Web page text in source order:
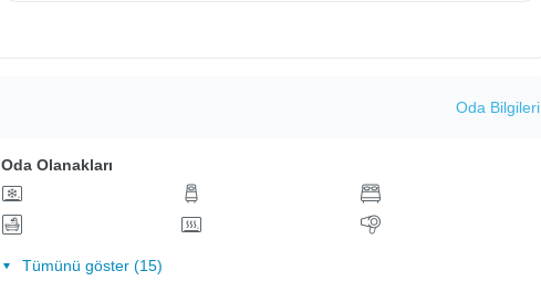
Oda Bilgileri
Oda Olanakları
Tümünü göster (15)